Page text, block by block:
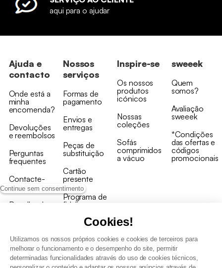
Continue sem consentimento
Cookies!
Utilizamos os nossos próprios cookies e cookies de terceiros para
melhorar o funcionamento e o desempenho do site, permitir
determinadas funcionalidades através do uso de cookies técnicos,
aqui para o ajudar
Ajuda e
contacto
Onde está a
minha
encomenda?
Devoluções
e reembolsos
Perguntas
frequentes
Contacte-
nos
Recolha de
Nossos
serviços
Formas de
pagamento
Envios e
entregas
Peças de
substituição
Cartão
presente
Programa de
fidelizaçao
Inspire-se
Os nossos
produtos
icónicos
Nossas
coleções
Sofás
comprimidos
a vácuo
sweeek
Quem
somos?
Avaliação
sweeek
*Condições
das ofertas e
códigos
promocionais